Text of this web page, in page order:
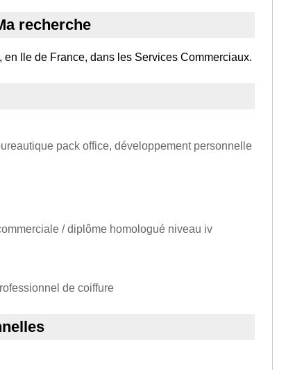
recherche
en Ile de France, dans les Services Commerciaux.
pack office, développement personnelle
/ diplôme homologué niveau iv
de coiffure